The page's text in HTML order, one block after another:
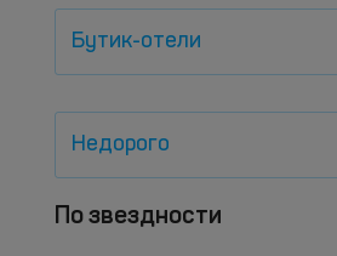
Бутик-отели
Недорого
По звездности